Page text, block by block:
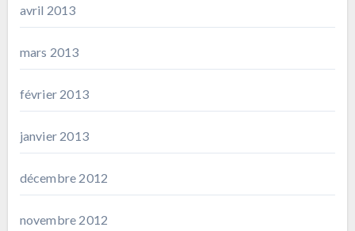
avril 2013
mars 2013
février 2013
janvier 2013
décembre 2012
novembre 2012